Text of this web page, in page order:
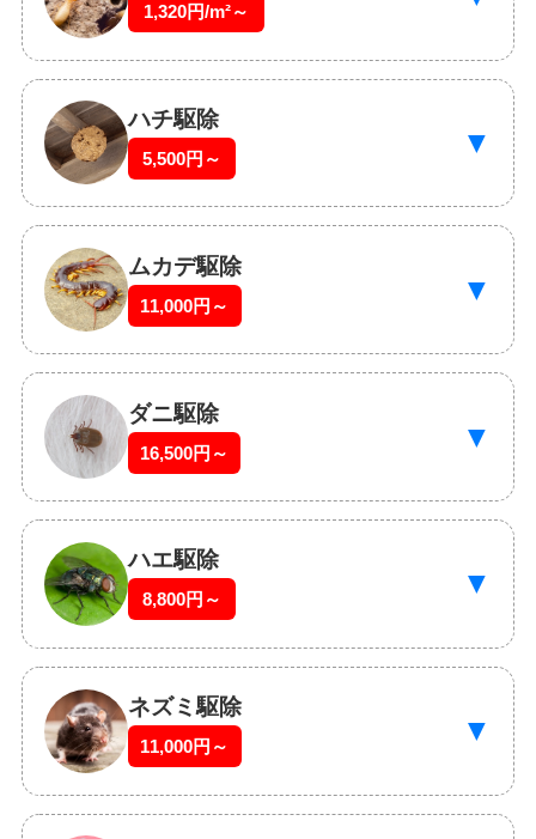
1,320円/m²～
ハチ駆除
5,500円～ ▼
ムカデ駆除
11,000円～ ▼
ダニ駆除
16,500円～ ▼
ハエ駆除
8,800円～ ▼
ネズミ駆除
11,000円～ ▼